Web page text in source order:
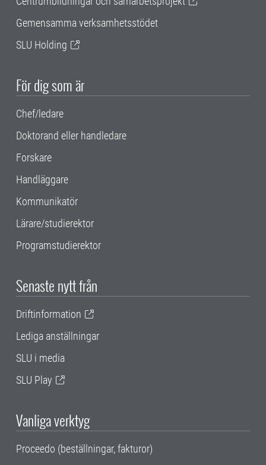
Gemensamma verksamhetsstödet
SLU Holding
För dig som är
Chef/ledare
Doktorand eller handledare
Forskare
Handläggare
Kommunikatör
Lärare/studierektor
Programstudierektor
Senaste nytt från
Driftinformation
Lediga anställningar
SLU i media
SLU Play
Vanliga verktyg
Proceedo (beställningar, fakturor)